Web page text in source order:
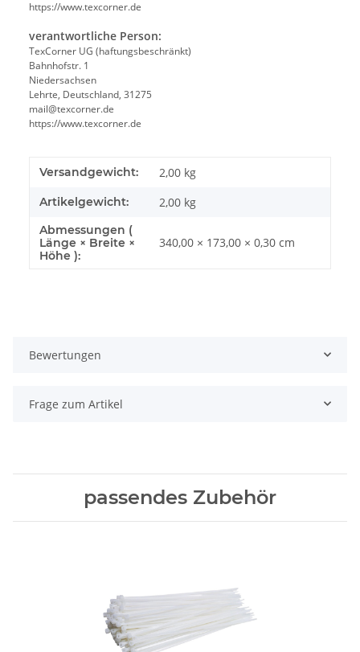
https://www.texcorner.de
verantwortliche Person:
TexCorner UG (haftungsbeschränkt)
Bahnhofstr. 1
Niedersachsen
Lehrte, Deutschland, 31275
mail@texcorner.de
https://www.texcorner.de
Versandgewicht: 2,00 kg
Artikelgewicht: 2,00 kg
Abmessungen (
Länge × Breite ×
Höhe ):
340,00 × 173,00 × 0,30 cm
Bewertungen
Frage zum Artikel
passendes Zubehör